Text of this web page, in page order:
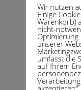
Wir nutzen
Einige
Warenkorb)
nicht-
Optimierung
unserer
umfasst die
auf Ihrem